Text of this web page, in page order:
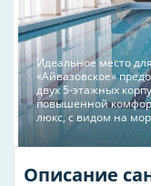
Идеальное место
«Айвазовское»
двух 5-этажных
повышенной
люкс, с видом на
Описание